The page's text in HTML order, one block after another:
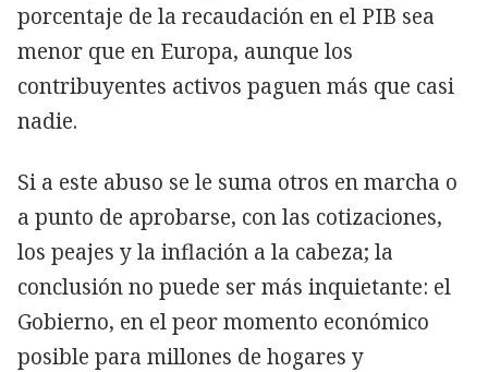
porcentaje de la recaudación en el PIB sea
menor que en Europa, aunque los
contribuyentes activos paguen más que casi
nadie.
Si a este abuso se le suma otros en marcha o
a punto de aprobarse, con las cotizaciones,
los peajes y la inflación a la cabeza; la
conclusión no puede ser más inquietante: el
Gobierno, en el peor momento económico
posible para millones de hogares y